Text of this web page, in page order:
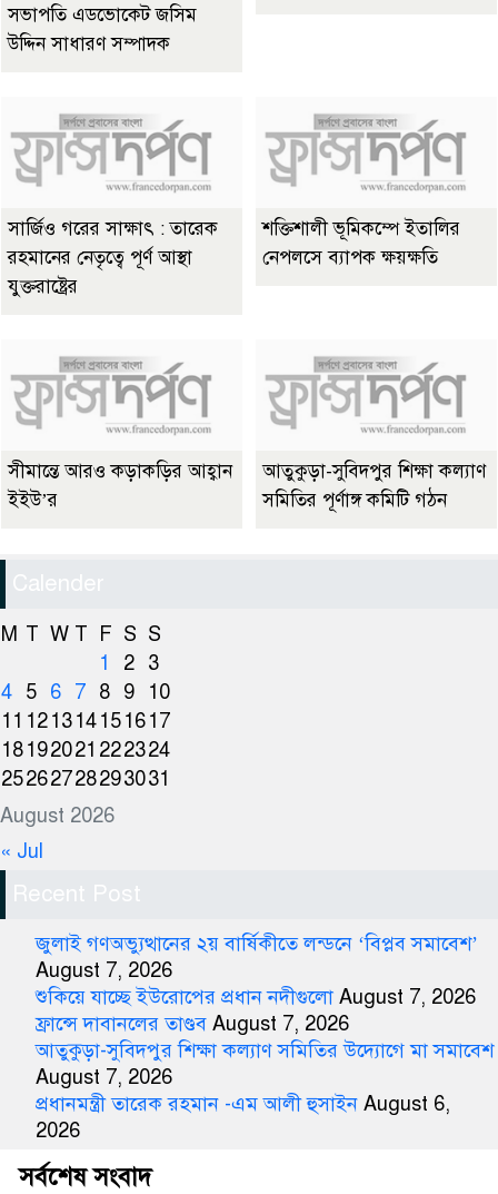
সভাপতি এডভোকেট জসিম
উদ্দিন সাধারণ সম্পাদক
সার্জিও গরের সাক্ষাৎ : তারেক
রহমানের নেতৃত্বে পূর্ণ আস্থা
যুক্তরাষ্ট্রের
শক্তিশালী ভূমিকম্পে ইতালির
নেপলসে ব্যাপক ক্ষয়ক্ষতি
সীমান্তে আরও কড়াকড়ির আহ্বান
ইইউ’র
আতুকুড়া-সুবিদপুর শিক্ষা কল্যাণ
সমিতির পূর্ণাঙ্গ কমিটি গঠন
Calender
August 2026
M T W T F S S
1
2 3
4 5 6 7 8 9
10
11 121314151617
18192021 222324
25262728293031
« Jul
Recent Post
জুলাই গণঅভ্যুত্থানের ২য় বার্ষিকীতে লন্ডনে ‘বিপ্লব সমাবেশ’
August 7, 2026
শুকিয়ে যাচ্ছে ইউরোপের প্রধান নদীগুলো August 7, 2026
ফ্রান্সে দাবানলের তাণ্ডব August 7, 2026
আতুকুড়া-সুবিদপুর শিক্ষা কল্যাণ সমিতির উদ্যোগে মা সমাবেশ
August 7, 2026
প্রধানমন্ত্রী তারেক রহমান -এম আলী হুসাইন August 6,
2026
সর্বশেষ সংবাদ